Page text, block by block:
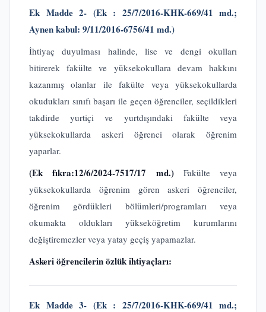
Ek Madde 2- (Ek : 25/7/2016-KHK-669/41 md.;
Aynen kabul: 9/11/2016-6756/41 md.)
İhtiyaç duyulması halinde, lise ve dengi okulları
bitirerek fakülte ve yüksekokullara devam hakkını
kazanmış olanlar ile fakülte veya yüksekokullarda
okudukları sınıfı başarı ile geçen öğrenciler, seçildikleri
takdirde yurtiçi ve yurtdışındaki fakülte veya
yüksekokullarda askeri öğrenci olarak öğrenim
yaparlar.
(Ek fıkra:12/6/2024-7517/17 md.)Fakülte veya
yüksekokullarda öğrenim gören askeri öğrenciler,
öğrenim gördükleri bölümleri/programları veya
okumakta oldukları yükseköğretim kurumlarını
değiştiremezler veya yatay geçiş yapamazlar.
Askeri öğrencilerin özlük ihtiyaçları:
Ek Madde 3- (Ek : 25/7/2016-KHK-669/41 md.;